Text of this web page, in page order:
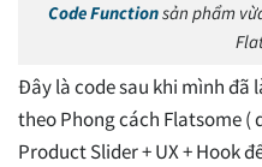
Code Functionsản phẩm
Đây là code sau khi mình đã
theo Phong cách Flatsome (
Product Slider + UX + Hook